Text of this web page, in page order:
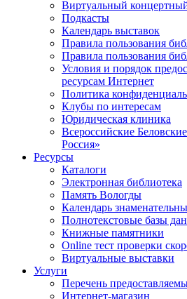
Виртуальный
Подкасты
Календарь выставок
Правила пользования
Правила пользования
Условия и порядок
ресурсам Интернет
Политика
Клубы по интересам
Юридическая клиника
Всероссийские
Россия»
Ресурсы
Каталоги
Электронная библиотека
Память Вологды
Календарь
Полнотекстовые базы
Книжные памятники
Online тест проверки
Виртуальные выставки
Услуги
Перечень
Интернет-магазин